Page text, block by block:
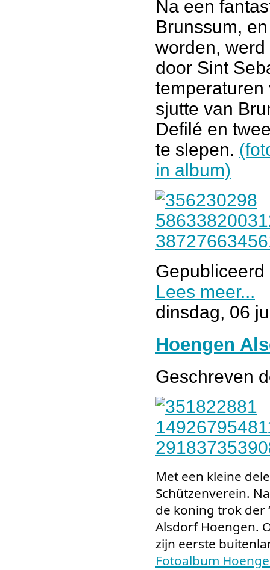
Na een
Brunssum,
worden,
door Sint
temperaturen
sjutte van
Defilé en
te slepen.
in album)
Gepubliceerd
Lees meer...
dinsdag, 06
Hoengen
Geschreven
Met een kleine
Schützenverein.
de koning trok der
Alsdorf Hoengen.
zijn eerste
Fotoalbum